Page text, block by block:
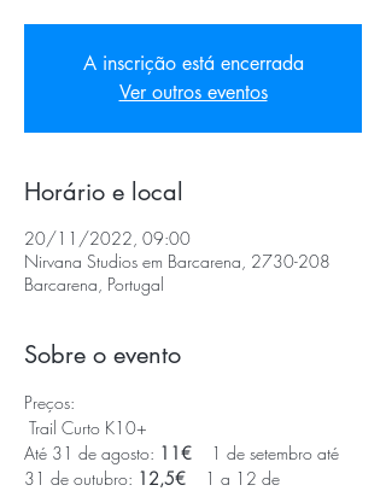
A inscrição está encerrada
Ver outros eventos
Horário e local
20/11/2022, 09:00
Nirvana Studios em Barcarena, 2730-208
Barcarena, Portugal
Sobre o evento
Preços:
Trail Curto K10+
Até 31 de agosto: 11€ 1 de setembro até
31 de outubro: 12,5€
1 a 12 de